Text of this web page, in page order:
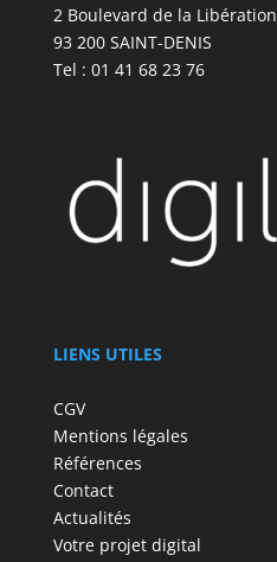
2 Boulevard de la Libération
93 200 SAINT-DENIS
Tel : 01 41 68 23 76
LIENS UTILES
CGV
Mentions légales
Références
Contact
Actualités
Votre projet digital